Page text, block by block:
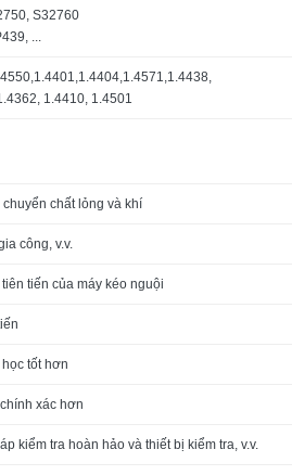
S32760
...
1.4410, 1.4501
chất lỏng và khí
công, v.v.
tiến của máy kéo nguội
tốt hơn
xác hơn
kiểm tra hoàn hảo và thiết bị kiểm tra, v.v.